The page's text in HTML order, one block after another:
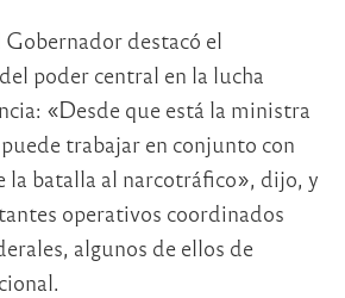
Gobernador destacó el
poder central en la lucha
«Desde que está la ministra
trabajar en conjunto con
la batalla al narcotráfico», dijo, y
operativos coordinados
algunos de ellos de